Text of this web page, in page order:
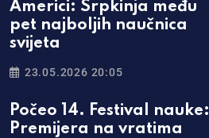
Americi: Srpkinja među
pet najboljih naučnica
svijeta
23.05.2026 20:05
Počeo 14. Festival nauke:
Premijera na vratima